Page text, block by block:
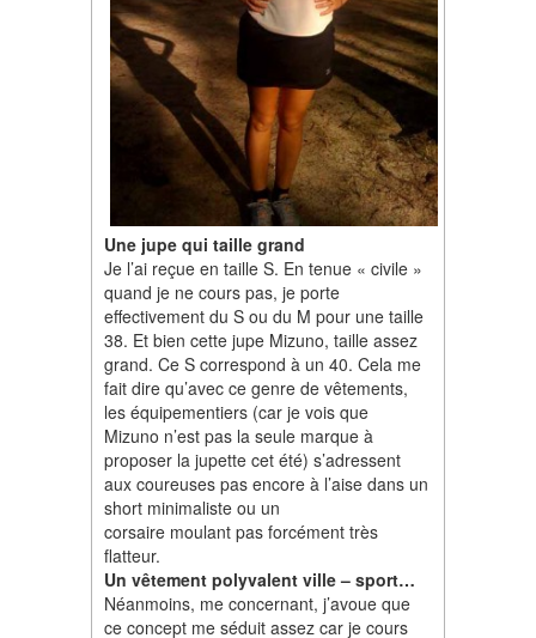
Une jupe qui taille grand
Je l’ai reçue en taille S. En tenue « civile »
quand je ne cours pas, je porte
effectivement du S ou du M pour une taille
38. Et bien cette jupe Mizuno, taille assez
grand. Ce S correspond à un 40. Cela me
fait dire qu’avec ce genre de vêtements,
les équipementiers (car je vois que
Mizuno n’est pas la seule marque à
proposer la jupette cet été) s’adressent
aux coureuses pas encore à l’aise dans un
short minimaliste ou un
corsaire moulant pas forcément très
flatteur.
Un vêtement polyvalent ville – sport…
Néanmoins, me concernant, j’avoue que
ce concept me séduit assez car je cours